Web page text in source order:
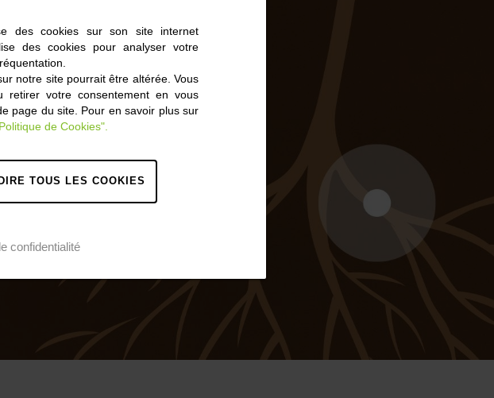
des cookies sur son site internet
des cookies pour analyser votre
notre site pourrait être altérée. Vous
retirer votre consentement en vous
page du site. Pour en savoir plus sur
de Cookies".
TOUS LES COOKIES
confidentialité